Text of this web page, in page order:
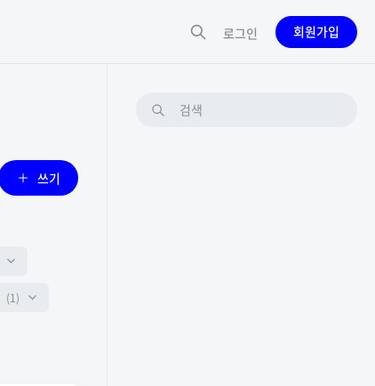
로그인 회원가입
쓰기
(1)